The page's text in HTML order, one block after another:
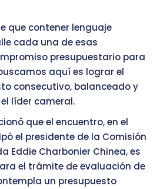
que contener lenguaje
cada una de esas
presupuestario para
aquí es lograr el
consecutivo, balanceado y
líder cameral.
que el encuentro, en el
el presidente de la Comisión
Eddie Charbonier Chinea, es
el trámite de evaluación de
un presupuesto